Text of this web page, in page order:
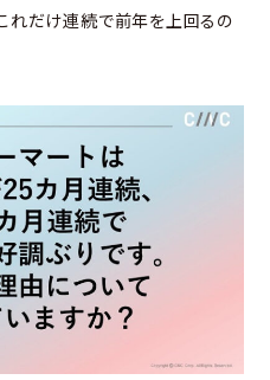
れだけ連続で前年を上回るの